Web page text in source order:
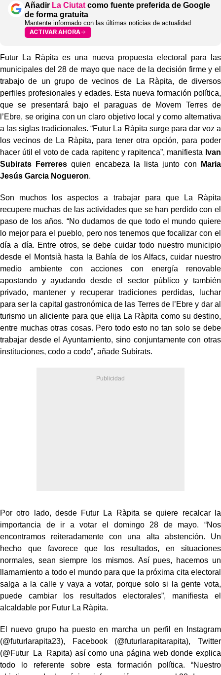
Añadir La Ciutat como fuente preferida de Google
de forma gratuita
Mantente informado con las últimas noticias de actualidad
ACTIVAR AHORA
Futur La Ràpita es una nueva propuesta electoral para las
municipales del 28 de mayo que nace de la decisión firme y el
trabajo de un grupo de vecinos de La Ràpita, de diversos
perfiles profesionales y edades. Esta nueva formación política,
que se presentará bajo el paraguas de Movem Terres de
l’Ebre, se origina con un claro objetivo local y como alternativa
a las siglas tradicionales. “Futur La Ràpita surge para dar voz a
los vecinos de La Ràpita, para tener otra opción, para poder
hacer útil el voto de cada rapitenc y rapitenca”, manifiesta Ivan
Subirats Ferreres quien encabeza la lista junto con
Maria
Jesús Garcia Nogueron.
Son muchos los aspectos a trabajar para que La Ràpita
recupere muchas de las actividades que se han perdido con el
paso de los años. “No dudamos de que todo el mundo quiere
lo mejor para el pueblo, pero nos tenemos que focalizar con el
día a día. Entre otros, se debe cuidar todo nuestro municipio
desde el Montsià hasta la Bahía de los Alfacs, cuidar nuestro
medio ambiente con acciones con energía renovable
apostando y ayudando desde el sector público y también
privado, mantener y recuperar tradiciones perdidas, luchar
para ser la capital gastronómica de las Terres de l’Ebre y dar al
turismo un aliciente para que elija La Ràpita como su destino,
entre muchas otras cosas. Pero todo esto no tan solo se debe
trabajar desde el Ayuntamiento, sino conjuntamente con otras
instituciones, codo a codo”, añade Subirats.
Por otro lado, desde Futur La Ràpita se quiere recalcar la
importancia de ir a votar el domingo 28 de mayo. “Nos
encontramos reiteradamente con una alta abstención. Un
hecho que favorece que los resultados, en situaciones
normales, sean siempre los mismos. Así pues, hacemos un
llamamiento a todo el mundo para que la próxima cita electoral
salga a la calle y vaya a votar, porque solo si la gente vota,
puede cambiar los resultados electorales”, manifiesta el
alcaldable por Futur La Ràpita.
El nuevo grupo ha puesto en marcha un perfil en Instagram
(@futurlarapita23), Facebook (@futurlarapitarapita), Twitter
(@Futur_La_Rapita) así como una página web donde explica
todo lo referente sobre esta formación política. “Nuestro